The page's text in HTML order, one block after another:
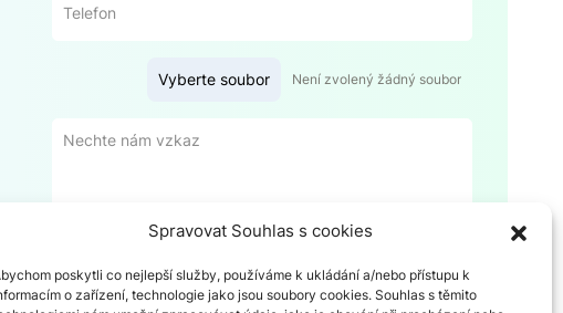
Spravovat Souhlas s cookies
poskytli co nejlepší služby, používáme k ukládání a/nebo přístupu k
o zařízení, technologie jako jsou soubory cookies. Souhlas s těmito
Vyberte soubor Není zvolený žádný soubor
Ano, souhlasím sezásadami ochrany osobních údajů